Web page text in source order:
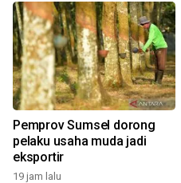
Pemprov Sumsel dorong
pelaku usaha muda jadi
eksportir
19 jam lalu